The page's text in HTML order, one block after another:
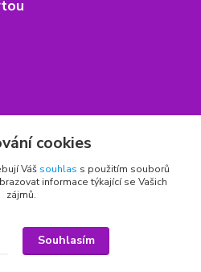
cookies
Váš souhlas s použitím souborů
informace týkající se Vašich
zájmů.
Souhlasím